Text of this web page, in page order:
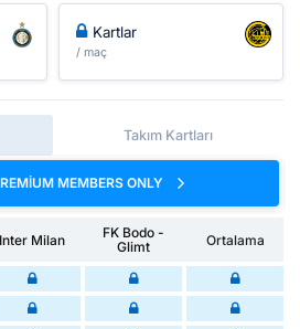
Kartlar
/ maç
Takım Kartları
MEMBERS ONLY
Inter Milan
FK Bodo -
Glimt
Ortalama